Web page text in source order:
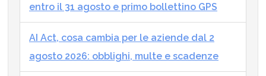
entro il 31 agosto e primo bollettino GPS
AI Act, cosa cambia per le aziende dal 2
agosto 2026: obblighi, multe e scadenze